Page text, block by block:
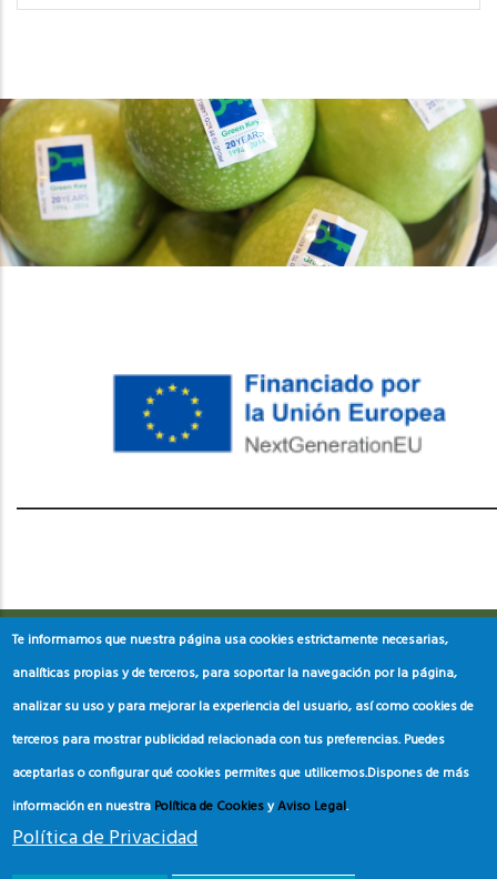
레딧 다운로드coloring pages printableinstagram reels
Te informamos que nuestra página usa cookies estrictamente necesarias,
analíticas propias y de terceros, para soportar la navegación por la página,
analizar su uso y para mejorar la experiencia del usuario, así como cookies de
terceros para mostrar publicidad relacionada con tus preferencias. Puedes
aceptarlas o configurar qué cookies permites que utilicemos.Dispones de más
información en nuestra Política de CookiesyAviso Legal.
Política de Privacidad